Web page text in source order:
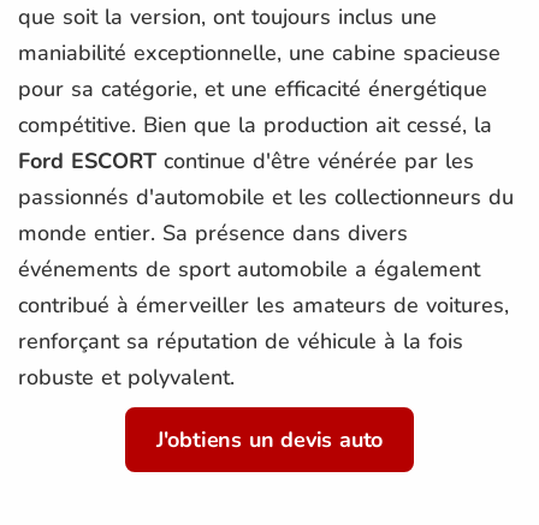
que soit la version, ont toujours inclus une
maniabilité exceptionnelle, une cabine spacieuse
pour sa catégorie, et une efficacité énergétique
compétitive. Bien que la production ait cessé, la
Ford ESCORTcontinue d'être vénérée par les
passionnés d'automobile et les collectionneurs du
monde entier. Sa présence dans divers
événements de sport automobile a également
contribué à émerveiller les amateurs de voitures,
renforçant sa réputation de véhicule à la fois
robuste et polyvalent.
J'obtiens un devis auto